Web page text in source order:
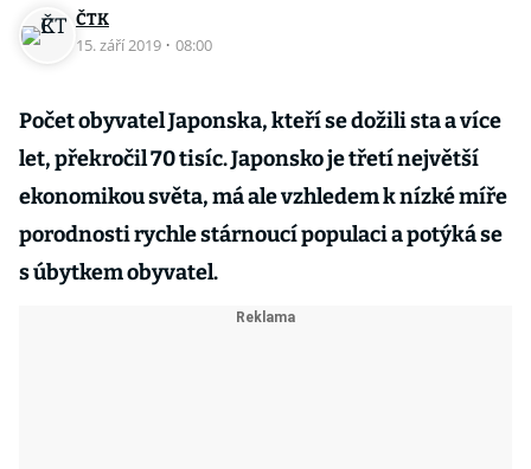
ČTK
15. září 2019 · 08:00
Počet obyvatel Japonska, kteří se dožili sta a více
let, překročil 70 tisíc. Japonsko je třetí největší
ekonomikou světa, má ale vzhledem k nízké míře
porodnosti rychle stárnoucí populaci a potýká se
s úbytkem obyvatel.